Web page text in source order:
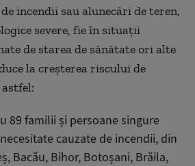
incendii sau alunecări de teren,
severe, fie în situații
de starea de sănătate ori alte
la creșterea riscului de
89 familii și persoane singure
cauzate de incendii, din
Bacău, Bihor, Botoșani, Brăila,